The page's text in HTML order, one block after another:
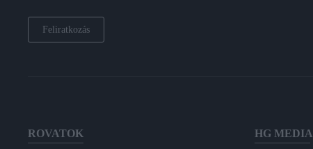
Feliratkozás
ROVATOK HG MEDIA